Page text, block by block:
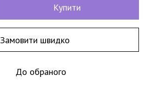
Купити
Замовити швидко
До обраного